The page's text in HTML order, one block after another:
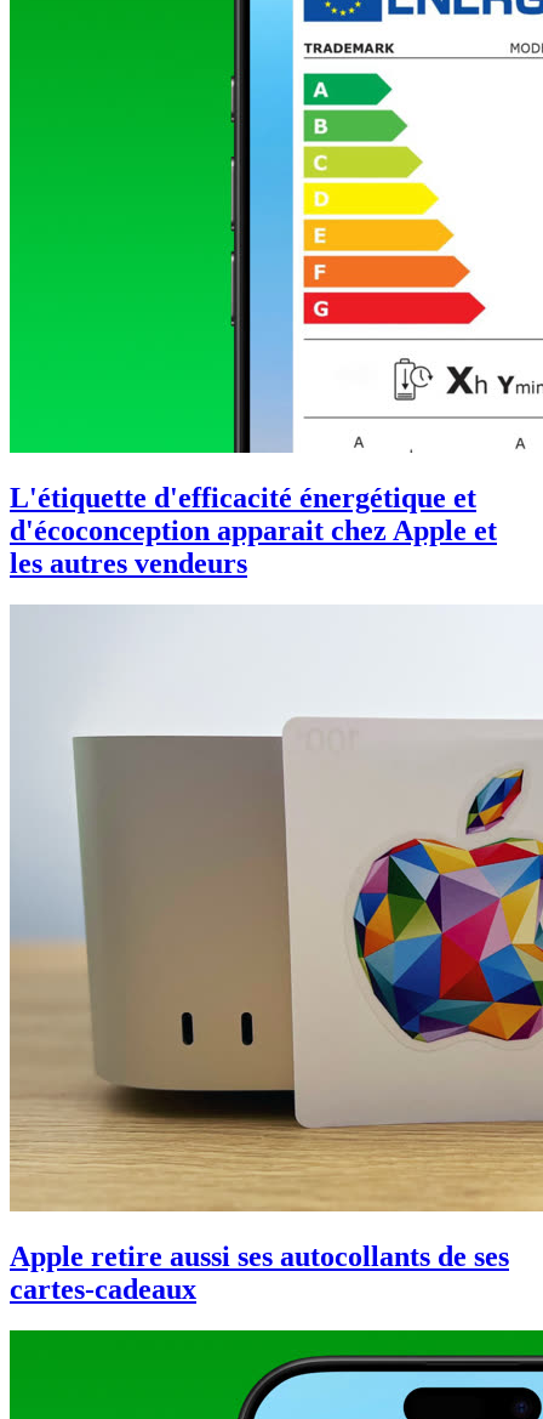
L'étiquette d'efficacité énergétique et
d'écoconception apparait chez Apple et
les autres vendeurs
Apple retire aussi ses autocollants de ses
cartes-cadeaux